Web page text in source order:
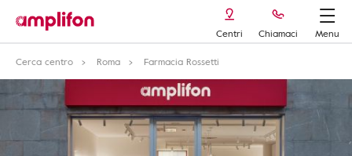
Centri Chiamaci
Menu
Cerca centro
Roma Farmacia Rossetti